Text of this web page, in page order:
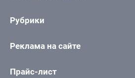
Рубрики
Реклама на сайте
Прайс-лист